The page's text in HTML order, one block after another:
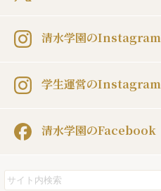
清水学園のInstagram
学生運営のInstagram
清水学園のFacebook